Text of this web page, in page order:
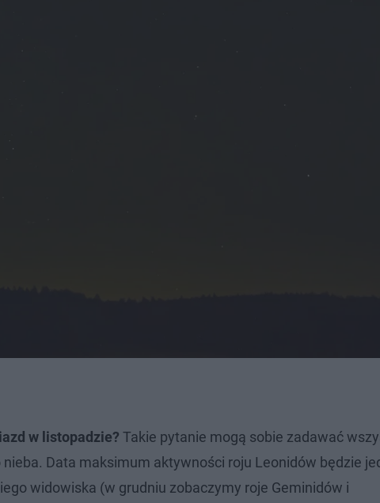
w listopadzie? Takie pytanie mogą sobie zadawać
Data maksimum aktywności roju Leonidów będzie
widowiska (w grudniu zobaczymy roje Geminidów i